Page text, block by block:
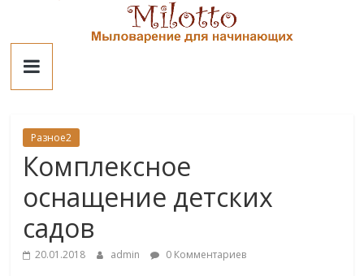
contentМилотто
Разное2
Комплексное
оснащение детских
садов
20.01.2018 admin 0 Комментариев